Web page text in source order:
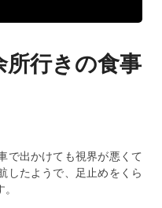
行きの食事
で出かけても視界が悪くて
したようで、足止めをくら